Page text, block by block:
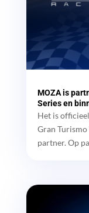
MOZA is
Series en
Het is
Gran
partner. Op